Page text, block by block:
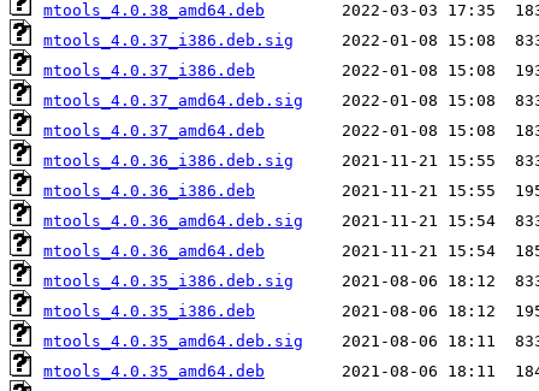
mtools_4.0.38_amd64.deb
mtools_4.0.37_i386.deb.sig
mtools_4.0.37_i386.deb
mtools_4.0.37_amd64.deb.sig
mtools_4.0.37_amd64.deb
mtools_4.0.36_i386.deb.sig
mtools_4.0.36_i386.deb
mtools_4.0.36_amd64.deb.sig
mtools_4.0.36_amd64.deb
mtools_4.0.35_i386.deb.sig
mtools_4.0.35_i386.deb
mtools_4.0.35_amd64.deb.sig
mtools_4.0.35_amd64.deb